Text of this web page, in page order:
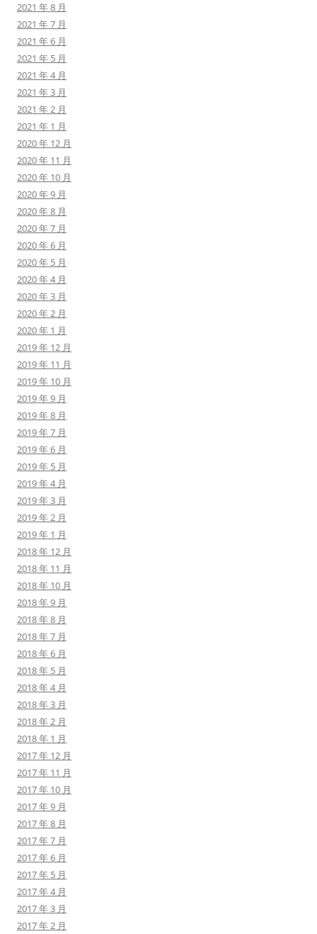
2021 年 8 月
2021 年 7 月
2021 年 6 月
2021 年 5 月
2021 年 4 月
2021 年 3 月
2021 年 2 月
2021 年 1 月
2020 年 12 月
2020 年 11 月
2020 年 10 月
2020 年 9 月
2020 年 8 月
2020 年 7 月
2020 年 6 月
2020 年 5 月
2020 年 4 月
2020 年 3 月
2020 年 2 月
2020 年 1 月
2019 年 12 月
2019 年 11 月
2019 年 10 月
2019 年 9 月
2019 年 8 月
2019 年 7 月
2019 年 6 月
2019 年 5 月
2019 年 4 月
2019 年 3 月
2019 年 2 月
2019 年 1 月
2018 年 12 月
2018 年 11 月
2018 年 10 月
2018 年 9 月
2018 年 8 月
2018 年 7 月
2018 年 6 月
2018 年 5 月
2018 年 4 月
2018 年 3 月
2018 年 2 月
2018 年 1 月
2017 年 12 月
2017 年 11 月
2017 年 10 月
2017 年 9 月
2017 年 8 月
2017 年 7 月
2017 年 6 月
2017 年 5 月
2017 年 4 月
2017 年 3 月
2017 年 2 月